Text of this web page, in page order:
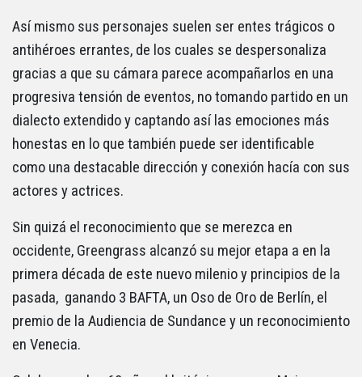
Así mismo sus personajes suelen ser entes trágicos o
antihéroes errantes, de los cuales se despersonaliza
gracias a que su cámara parece acompañarlos en una
progresiva tensión de eventos, no tomando partido en un
dialecto extendido y captando así las emociones más
honestas en lo que también puede ser identificable
como una destacable dirección y conexión hacía con sus
actores y actrices.
Sin quizá el reconocimiento que se merezca en
occidente, Greengrass alcanzó su mejor etapa a en la
primera década de este nuevo milenio y principios de la
pasada, ganando 3 BAFTA, un Oso de Oro de Berlín, el
premio de la Audiencia de Sundance y un reconocimiento
en Venecia.